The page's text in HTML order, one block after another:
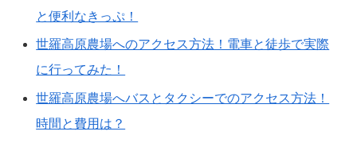
と便利なきっぷ！
世羅高原農場へのアクセス方法！電車と徒歩で実際
に行ってみた！
世羅高原農場へバスとタクシーでのアクセス方法！
時間と費用は？